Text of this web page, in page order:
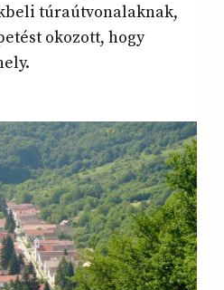
túraútvonalaknak,
okozott, hogy